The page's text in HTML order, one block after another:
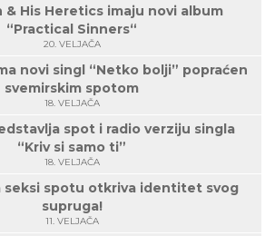
& His Heretics imaju novi album
“Practical Sinners“
20. VELJAČA
novi singl “Netko bolji” popraćen
svemirskim spotom
18. VELJAČA
spot i radio verziju singla
“Kriv si samo ti”
18. VELJAČA
seksi spotu otkriva identitet svog
supruga!
11. VELJAČA